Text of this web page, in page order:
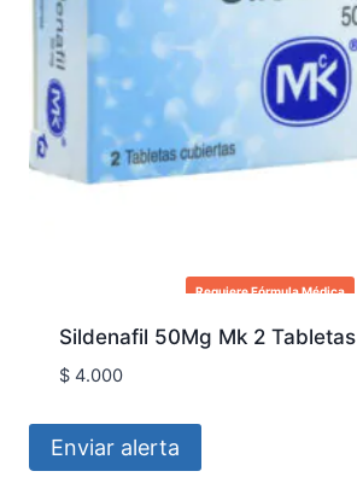
Requiere Fórmula Médica
Sildenafil 50Mg Mk 2 Tabletas
$4.000
Enviar alerta